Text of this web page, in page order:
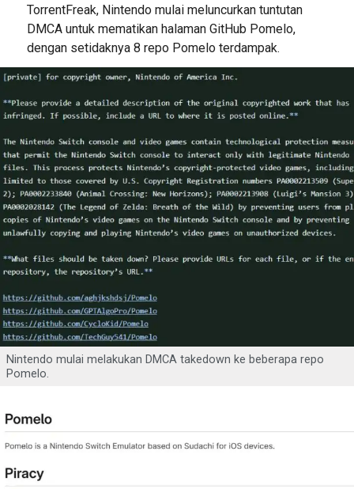
TorrentFreak, Nintendo mulai meluncurkan tuntutan
DMCA untuk mematikan halaman GitHub Pomelo,
dengan setidaknya 8 repo Pomelo terdampak.
Nintendo mulai melakukan DMCA takedown ke beberapa repo
Pomelo.